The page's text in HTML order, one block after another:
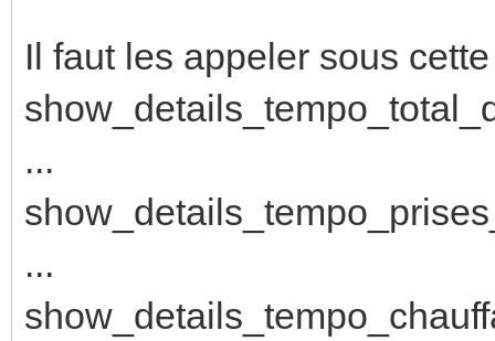
Il faut les appeler sous
...
...